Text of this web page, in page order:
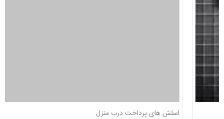
اسلش های پرداخت درب منزل